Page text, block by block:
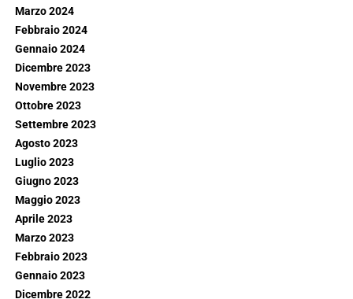
Marzo 2024
Febbraio 2024
Gennaio 2024
Dicembre 2023
Novembre 2023
Ottobre 2023
Settembre 2023
Agosto 2023
Luglio 2023
Giugno 2023
Maggio 2023
Aprile 2023
Marzo 2023
Febbraio 2023
Gennaio 2023
Dicembre 2022